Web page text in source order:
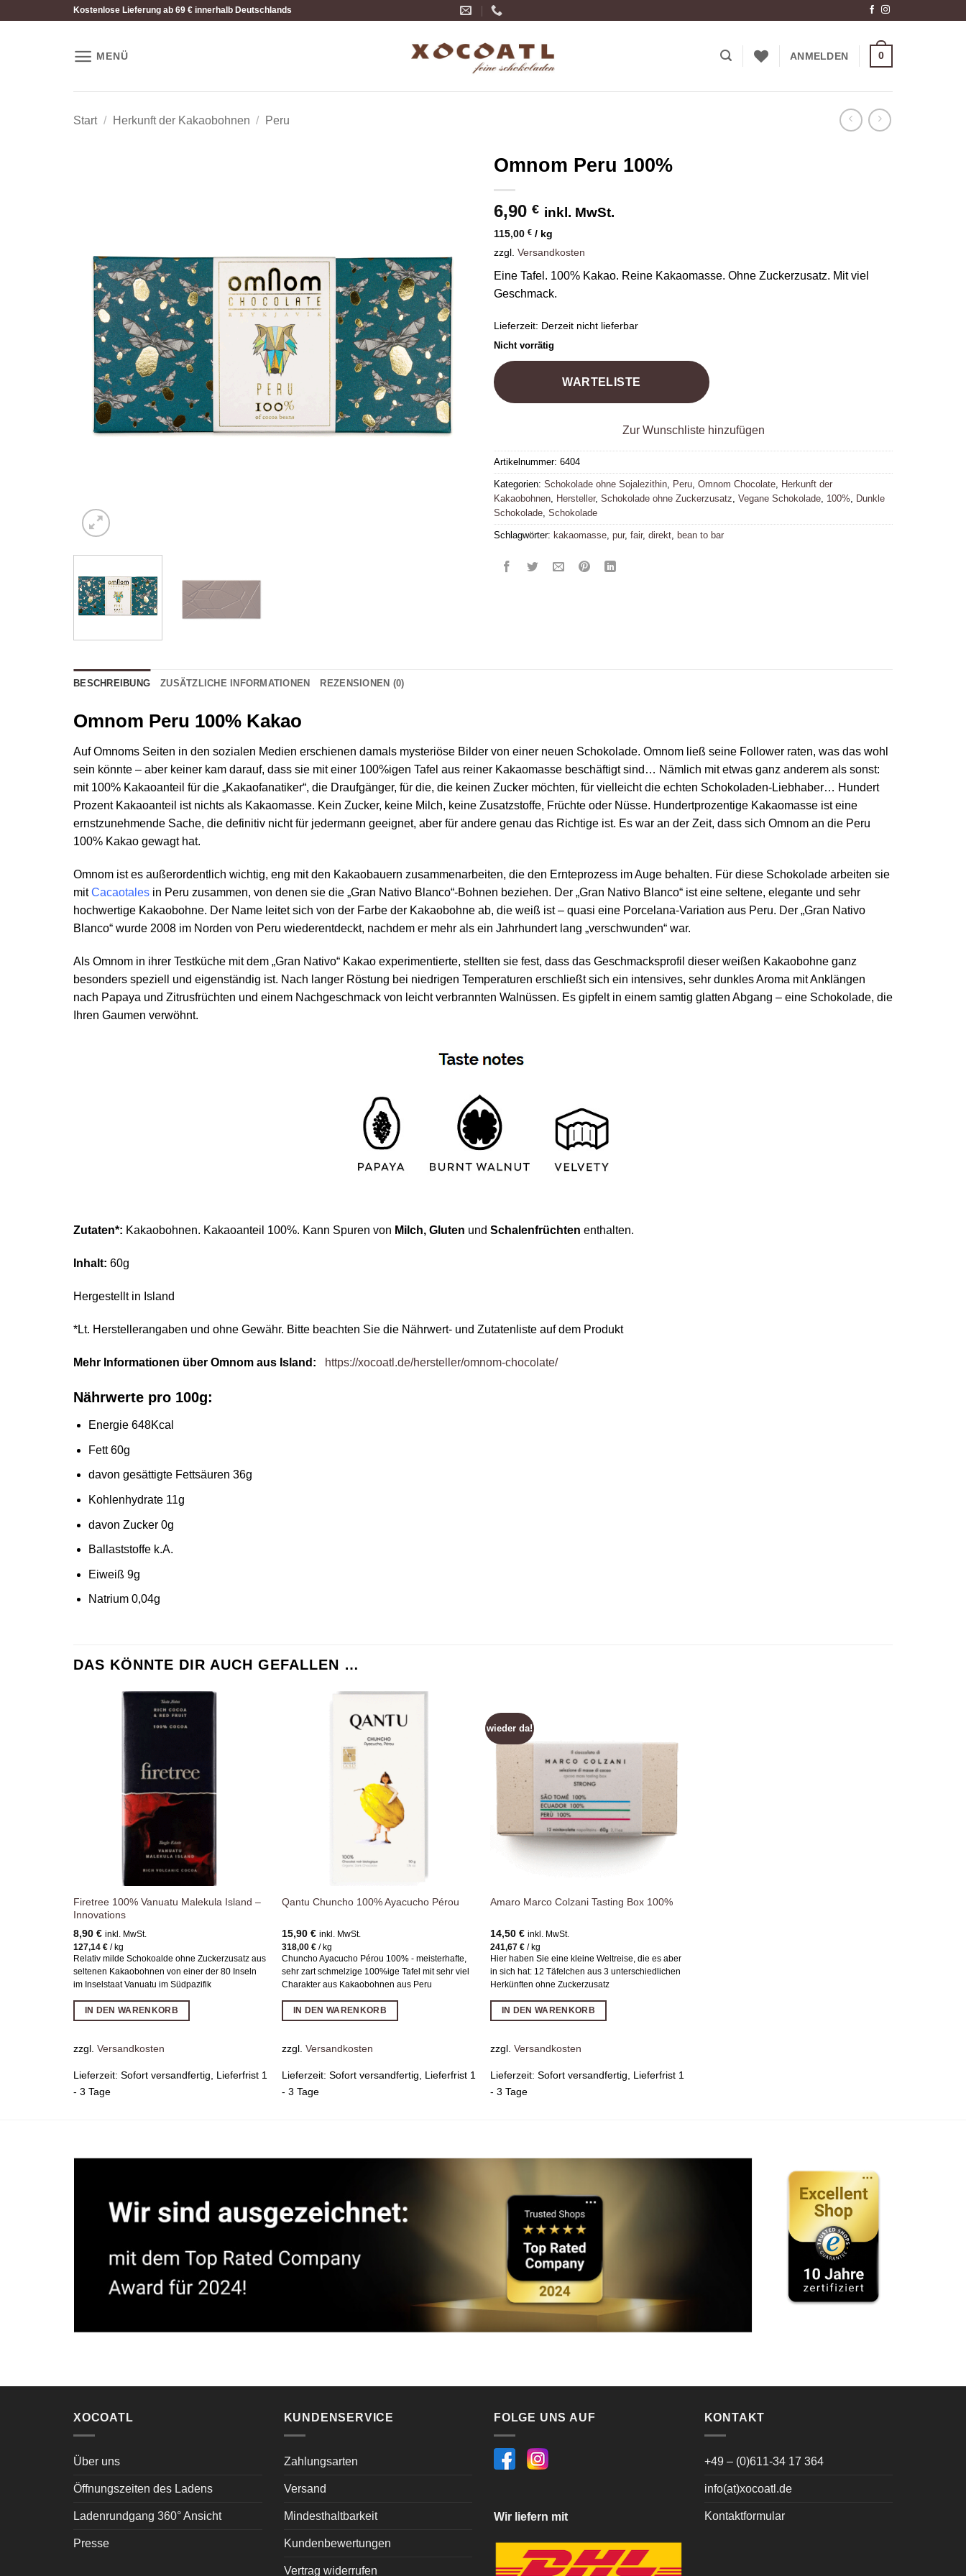
Kostenlose Lieferung ab 69 € innerhalb Deutschlands
MENÜ ANMELDEN 0
Start / Herkunft der Kakaobohnen / Peru
Omnom Peru 100%
6,90 € inkl. MwSt.
115,00 € / kg
zzgl. Versandkosten
Eine Tafel. 100% Kakao. Reine Kakaomasse. Ohne Zuckerzusatz. Mit viel
Geschmack.
Lieferzeit: Derzeit nicht lieferbar
Nicht vorrätig
WARTELISTE
Zur Wunschliste hinzufügen
Artikelnummer: 6404
Kategorien: Schokolade ohne Sojalezithin, Peru, Omnom Chocolate, Herkunft der
Kakaobohnen, Hersteller, Schokolade ohne Zuckerzusatz, Vegane Schokolade, 100%, Dunkle
Schokolade, Schokolade
Schlagwörter: kakaomasse, pur, fair, direkt, bean to bar
BESCHREIBUNG ZUSÄTZLICHE INFORMATIONEN REZENSIONEN (0)
Omnom Peru 100% Kakao
Auf Omnoms Seiten in den sozialen Medien erschienen damals mysteriöse Bilder von einer neuen Schokolade. Omnom ließ seine Follower raten, was das wohl
sein könnte – aber keiner kam darauf, dass sie mit einer 100%igen Tafel aus reiner Kakaomasse beschäftigt sind… Nämlich mit etwas ganz anderem als sonst:
mit 100% Kakaoanteil für die „Kakaofanatiker“, die Draufgänger, für die, die keinen Zucker möchten, für vielleicht die echten Schokoladen-Liebhaber… Hundert
Prozent Kakaoanteil ist nichts als Kakaomasse. Kein Zucker, keine Milch, keine Zusatzstoffe, Früchte oder Nüsse. Hundertprozentige Kakaomasse ist eine
ernstzunehmende Sache, die definitiv nicht für jedermann geeignet, aber für andere genau das Richtige ist. Es war an der Zeit, dass sich Omnom an die Peru
100% Kakao gewagt hat.
Omnom ist es außerordentlich wichtig, eng mit den Kakaobauern zusammenarbeiten, die den Ernteprozess im Auge behalten. Für diese Schokolade arbeiten sie
mitCacaotales in Peru zusammen, von denen sie die „Gran Nativo Blanco“-Bohnen beziehen. Der „Gran Nativo Blanco“ ist eine seltene, elegante und sehr
hochwertige Kakaobohne. Der Name leitet sich von der Farbe der Kakaobohne ab, die weiß ist – quasi eine Porcelana-Variation aus Peru. Der „Gran Nativo
Blanco“ wurde 2008 im Norden von Peru wiederentdeckt, nachdem er mehr als ein Jahrhundert lang „verschwunden“ war.
Als Omnom in ihrer Testküche mit dem „Gran Nativo“ Kakao experimentierte, stellten sie fest, dass das Geschmacksprofil dieser weißen Kakaobohne ganz
besonders speziell und eigenständig ist. Nach langer Röstung bei niedrigen Temperaturen erschließt sich ein intensives, sehr dunkles Aroma mit Anklängen
nach Papaya und Zitrusfrüchten und einem Nachgeschmack von leicht verbrannten Walnüssen. Es gipfelt in einem samtig glatten Abgang – eine Schokolade, die
Ihren Gaumen verwöhnt.
Zutaten*: Kakaobohnen. Kakaoanteil 100%. Kann Spuren von Milch, Gluten und Schalenfrüchten enthalten.
Inhalt: 60g
Hergestellt in Island
*Lt. Herstellerangaben und ohne Gewähr. Bitte beachten Sie die Nährwert- und Zutatenliste auf dem Produkt
Mehr Informationen über Omnom aus Island: https://xocoatl.de/hersteller/omnom-chocolate/
Nährwerte pro 100g:
Energie 648Kcal
Fett 60g
davon gesättigte Fettsäuren 36g
Kohlenhydrate 11g
davon Zucker 0g
Ballaststoffe k.A.
Eiweiß 9g
Natrium 0,04g
DAS KÖNNTE DIR AUCH GEFALLEN …
Firetree 100% Vanuatu Malekula Island –
Innovations
8,90 € inkl. MwSt.
127,14 €/ kg
Relativ milde Schokoalde ohne Zuckerzusatz aus
seltenen Kakaobohnen von einer der 80 Inseln
im Inselstaat Vanuatu im Südpazifik
IN DEN WARENKORB
zzgl. Versandkosten
Lieferzeit: Sofort versandfertig, Lieferfrist 1
- 3 Tage
Qantu Chuncho 100% Ayacucho Pérou
15,90 € inkl. MwSt.
318,00 €/ kg
Chuncho Ayacucho Pérou 100% - meisterhafte,
sehr zart schmelzige 100%ige Tafel mit sehr viel
Charakter aus Kakaobohnen aus Peru
IN DEN WARENKORB
zzgl. Versandkosten
Lieferzeit: Sofort versandfertig, Lieferfrist 1
- 3 Tage
wieder da!
Wunschliste
hinzufügen
Amaro Marco Colzani Tasting Box 100%
14,50 € inkl. MwSt.
241,67 €/ kg
Hier haben Sie eine kleine Weltreise, die es aber
in sich hat: 12 Täfelchen aus 3 unterschiedlichen
Herkünften ohne Zuckerzusatz
IN DEN WARENKORB
zzgl. Versandkosten
Lieferzeit: Sofort versandfertig, Lieferfrist 1
- 3 Tage
XOCOATL
Über uns
Öffnungszeiten des Ladens
Ladenrundgang 360° Ansicht
Presse
KUNDENSERVICE
Zahlungsarten
Versand
Mindesthaltbarkeit
Kundenbewertungen
Vertrag widerrufen
FOLGE UNS AUF
Wir liefern mit
KONTAKT
+49 – (0)611-34 17 364
info(at)xocoatl.de
Kontaktformular